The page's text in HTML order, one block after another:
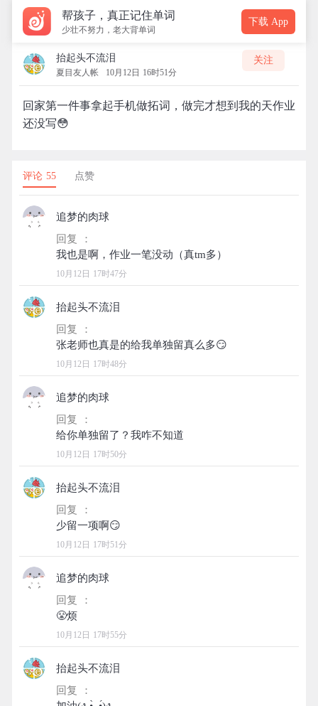
帮孩子，真正记住单词
少壮不努力，老大背单词
下载 App
抬起头不流泪
夏目友人帐 10月12日 16时51分
关注
回家第一件事拿起手机做拓词，做完才想到我的天作业
还没写😳
评论 55 点赞
追梦的肉球
回复 ：
10月12日 17时47分
抬起头不流泪
回复 ：
10月12日 17时48分
追梦的肉球
回复 ：
10月12日 17时50分
抬起头不流泪
回复 ：
10月12日 17时51分
追梦的肉球
回复 ：
10月12日 17时55分
抬起头不流泪
回复 ：